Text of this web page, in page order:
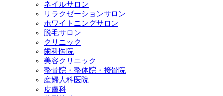
ネイルサロン
リラクゼーションサロン
ホワイトニングサロン
脱毛サロン
クリニック
歯科医院
美容クリニック
整骨院・整体院・接骨院
産婦人科医院
皮膚科